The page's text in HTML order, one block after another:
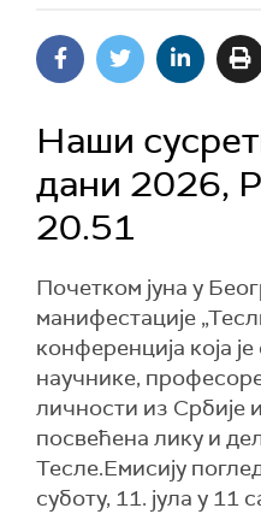
Наши
дани 2026,
20.51
Почетком јуна у
манифестације
конференција која
научнике,
личности из Србије
посвећена лику и
Тесле.Емисију
суботу, 11. јула у 11